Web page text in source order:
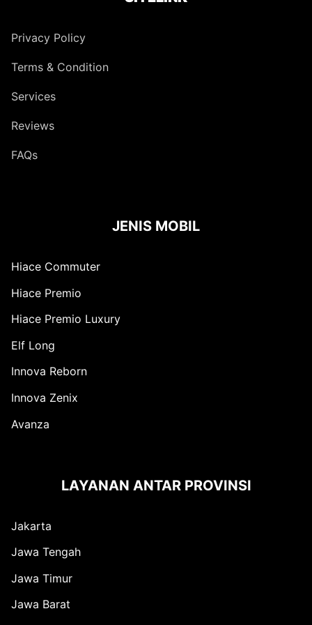
Privacy Policy
Terms & Condition
Services
Reviews
FAQs
JENIS MOBIL
Hiace Commuter
Hiace Premio
Hiace Premio Luxury
Elf Long
Innova Reborn
Innova Zenix
Avanza
LAYANAN ANTAR PROVINSI
Jakarta
Jawa Tengah
Jawa Timur
Jawa Barat